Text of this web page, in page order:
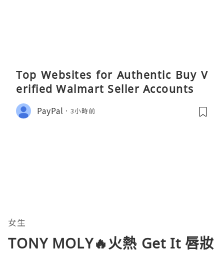
Top Websites for Authentic Buy V
erified Walmart Seller Accounts
PayPal 3小時前
女生
TONY MOLY🔥火熱 Get It 唇妝